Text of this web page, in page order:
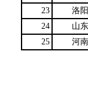
23
洛
24
山
25
河